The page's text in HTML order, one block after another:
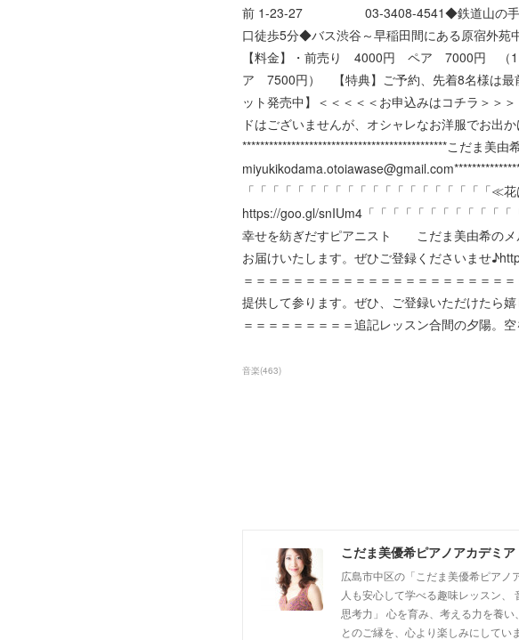
前 1-23-27 03-3408-4541◆鉄道山の手線・
口徒歩5分◆バス渋谷～早稲田間にある原宿外苑
【料金】・前売り 4000円 ペア
ア 7500円） 【特典】ご予約、先着8名様は最
ット発売中】＜＜＜＜＜お申込みはコチラ＞
ドはございませんが、オシャレなお洋服でお
**********************************************こだま美
「「「「「「「「「「「「「「「「「「「「≪
https://goo.gl/snIUm4「「「「「「「「「「「
幸せを紡ぎだすピアニスト こだま美由希のメ
お届けいたします。ぜひご登録くださいませ
＝＝＝＝＝＝＝＝＝＝＝＝＝＝＝＝＝＝＝＝＝
提供して参ります。ぜひ、ご登録いただけたら
＝＝＝＝＝＝＝＝＝追記レッスン合間の夕陽。
音楽(463)
こだま美優希ピアノアカデミ
広島市中区の「こだま美優希ピアノ
人も安心して学べる趣味レッスン、
思考力」 心を育み、考える力を養
とのご縁を、心より楽しみにしていま